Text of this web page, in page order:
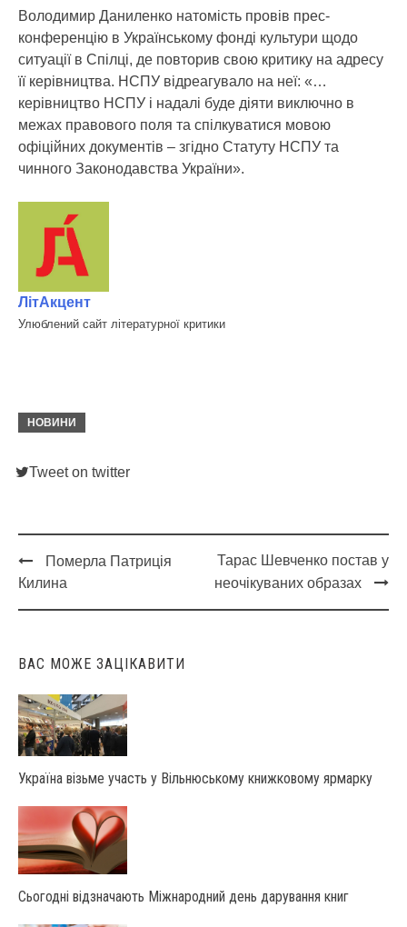
Володимир Даниленко натомість провів прес-
конференцію в Українському фонді культури щодо
ситуації в Спілці, де повторив свою критику на адресу
її керівництва. НСПУ відреагувало на неї: «…
керівництво НСПУ і надалі буде діяти виключно в
межах правового поля та спілкуватися мовою
офіційних документів – згідно Статуту НСПУ та
чинного Законодавства України».
ЛітАкцент
Улюблений сайт літературної критики
НОВИНИ
Tweet on twitter
Post
navigation
Померла Патриція
Килина
Тарас Шевченко постав у
неочікуваних образах
ВАС МОЖЕ ЗАЦІКАВИТИ
Україна візьме участь у Вільнюському книжковому ярмарку
Сьогодні відзначають Міжнародний день дарування книг